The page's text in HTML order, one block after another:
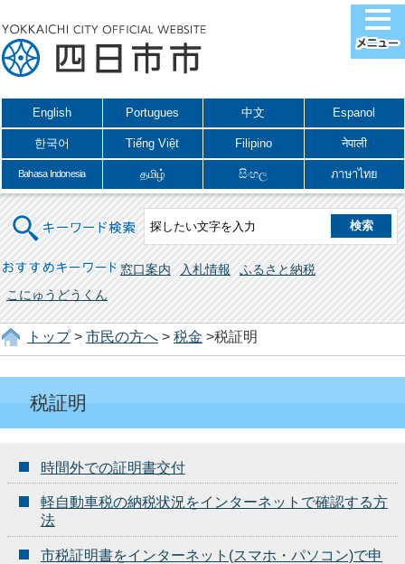
English Portugues 中文 Espanol
한국어 Tiếng Việt Filipino नेपाली
Bahasa Indonesia தமிழ் සිංහල ภาษาไทย
キーワード検索
おすすめキーワード 窓口案内 入札情報
ふるさと納税
こにゅうどうくん
トップ> 市民の方へ > 税金 >税証明
税証明
時間外での証明書交付
軽自動車税の納税状況をインターネットで確認する方
法
市税証明書をインターネット(スマホ・パソコン)で申